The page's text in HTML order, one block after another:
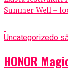
Summer Well –
Uncategorizedo
HONOR